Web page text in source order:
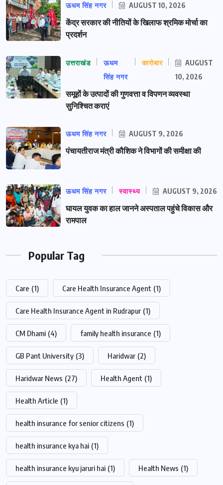
ऊधम सिंह नगर AUGUST 10, 2026
केंद्र सरकार की नीतियों के खिलाफ श्रमिक मोर्चा का
प्रदर्शन
उत्तराखंड
ऊधम
सिंह नगर
कारोबार
AUGUST
10, 2026
समूहों के उत्पादों की गुणवत्ता व विपणन व्यवस्था
सुनिश्चित कराएं
ऊधम सिंह नगर AUGUST 9, 2026
पंचायतीराज मंत्री कौशिक ने विभागों की समीक्षा की
ऊधम सिंह नगर स्वास्थ्य AUGUST 9, 2026
घायल युवक का हाल जानने अस्पताल पहुंचे विकास और
रामपाल
Popular Tag
Care (1) Care Health Insurance Agent (1)
Care Health Insurance Agent in Rudrapur (1)
CM Dhami (4) family health insurance (1)
GB Pant University (3) Haridwar (2)
Haridwar News (27) Health Agent (1)
Health Article (1)
health insurance for senior citizens (1)
health insurance kya hai (1)
health insurance kyu jaruri hai (1) Health News (1)